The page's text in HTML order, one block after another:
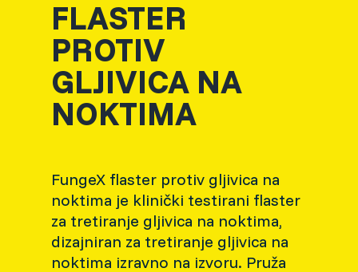
FLASTER
PROTIV
GLJIVICA NA
NOKTIMA
FungeX flaster protiv gljivica na
noktima je klinički testirani flaster
za tretiranje gljivica na noktima,
dizajniran za tretiranje gljivica na
noktima izravno na izvoru. Pruža